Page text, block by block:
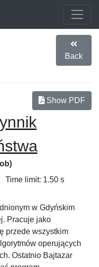
Back
Show PDF
Time limit: 1.50 s
w Gdyńskim
Pracuje jako
przede wszystkim
operujących
Ostatnio Bajtazar